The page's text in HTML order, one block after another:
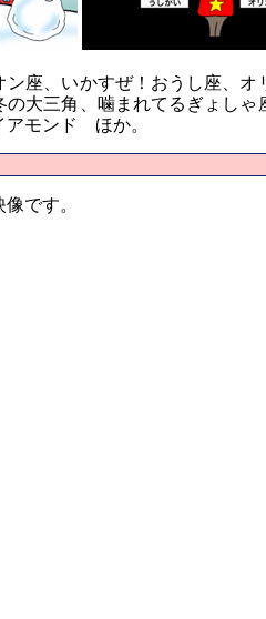
ン座、いかすぜ！おうし座、
の大三角、噛まれてるぎょし
アモンド ほか。
です。